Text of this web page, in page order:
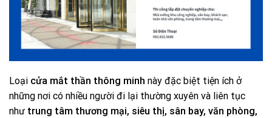
Loại cửa mắt thần thông minh này đặc biệt tiện ích ở
những nơi có nhiều người đi lại thường xuyên và liên tục
như trung tâm thương mại, siêu thị, sân bay, văn phòng,